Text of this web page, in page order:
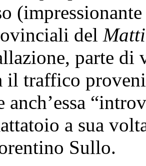
del
parte di
il traffico
anch’essa
a sua
Sullo.